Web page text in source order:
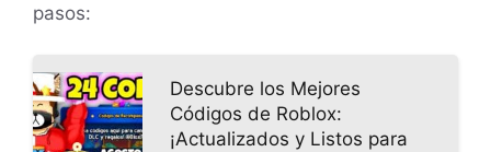
pasos:
Descubre los Mejores
Códigos de Roblox:
¡Actualizados y Listos para